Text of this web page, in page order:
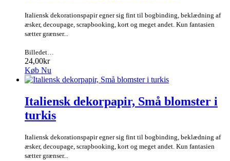
Italiensk dekorationspapir egner sig fint til bogbinding, beklædning af
æsker, decoupage, scrapbooking, kort og meget andet. Kun fantasien
sætter grænser...
Billedet…
24,00kr
Køb Nu
Italiensk dekorpapir, Små blomster i
turkis
Italiensk dekorationspapir egner sig fint til bogbinding, beklædning af
æsker, decoupage, scrapbooking, kort og meget andet. Kun fantasien
sætter grænser...